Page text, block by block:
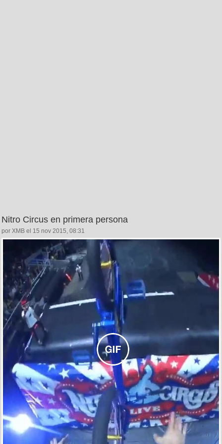
Nitro Circus en primera persona
por XMB el 15 nov 2015, 08:31